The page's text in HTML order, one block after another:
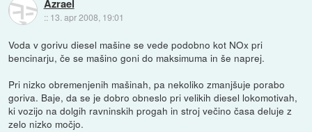
Azrael
:: 13. apr 2008, 19:01
Voda v gorivu diesel mašine se vede podobno kot NOx pri
bencinarju, če se mašino goni do maksimuma in še naprej.
Pri nizko obremenjenih mašinah, pa nekoliko zmanjšuje porabo
goriva. Baje, da se je dobro obneslo pri velikih diesel lokomotivah,
ki vozijo na dolgih ravninskih progah in stroj večino časa deluje z
zelo nizko močjo.